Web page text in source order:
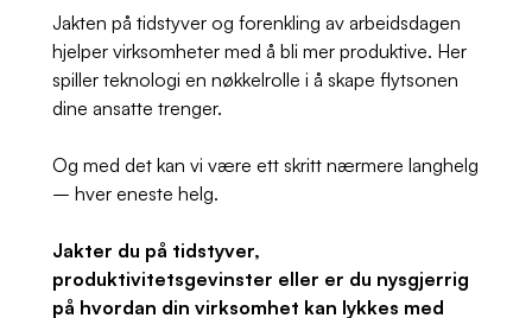
Jakten på tidstyver og forenkling av arbeidsdagen
hjelper virksomheter med å bli mer produktive. Her
spiller teknologi en nøkkelrolle i å skape flytsonen
dine ansatte trenger.
Og med det kan vi være ett skritt nærmere langhelg
– hver eneste helg.
Jakter du på tidstyver,
produktivitetsgevinster eller er du nysgjerrig
på hvordan din virksomhet kan lykkes med